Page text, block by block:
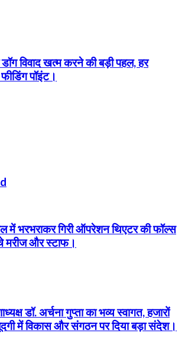
विवाद खत्म करने की बड़ी पहल, हर
पॉइंट।
में भरभराकर गिरी ऑपरेशन थिएटर की फॉल्स
मरीज और स्टाफ।
डॉ. अर्चना गुप्ता का भव्य स्वागत, हजारों
में विकास और संगठन पर दिया बड़ा संदेश।